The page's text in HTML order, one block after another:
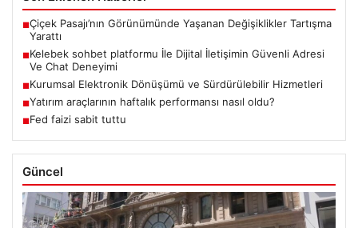
■Çiçek Pasajı’nın Görünümünde Yaşanan Değişiklikler Tartışma
Yarattı
■Kelebek sohbet platformu İle Dijital İletişimin Güvenli Adresi
Ve Chat Deneyimi
■Kurumsal Elektronik Dönüşümü ve Sürdürülebilir Hizmetleri
■Yatırım araçlarının haftalık performansı nasıl oldu?
■Fed faizi sabit tuttu
Güncel